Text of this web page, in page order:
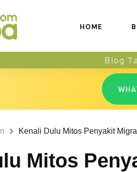
HOME
Blog
Mitos